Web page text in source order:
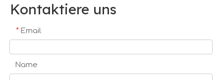
Kontaktiere uns
* Email
Name